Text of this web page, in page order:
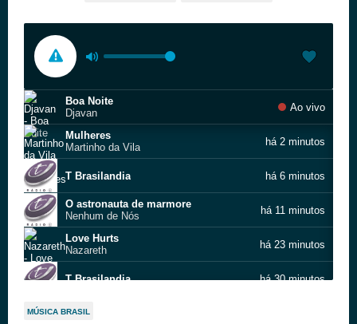
Boa Noite
Djavan
Ao vivo
Mulheres
Martinho da Vila
há 2 minutos
T Brasilandia há 6 minutos
O astronauta de marmore
Nenhum de Nós
há 11 minutos
Love Hurts
Nazareth
há 23 minutos
T Brasilandia há 30 minutos
Take on Me
MÚSICA BRASIL